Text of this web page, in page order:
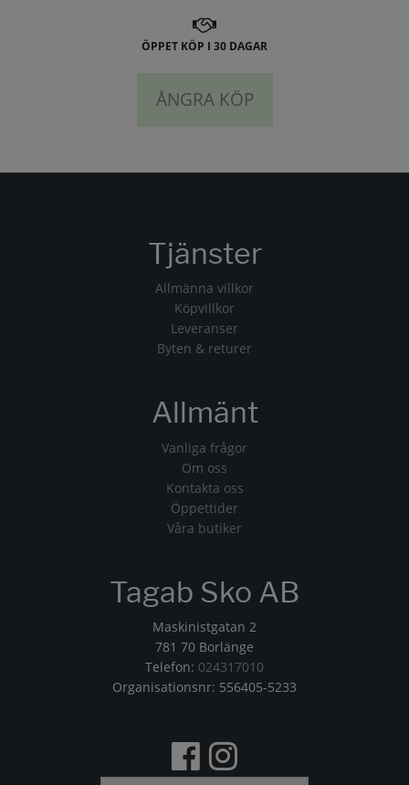
ÖPPET KÖP I 30 DAGAR
ÅNGRA KÖP
Tjänster
Allmänna villkor
Köpvillkor
Leveranser
Byten & returer
Allmänt
Vanliga frågor
Om oss
Kontakta oss
Öppettider
Våra butiker
Tagab Sko AB
Maskinistgatan 2
781 70 Borlänge
Telefon: 024317010
Organisationsnr: 556405-5233